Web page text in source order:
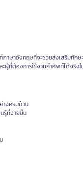
ษาอังกฤษที่จะช่วยส่งเสริมทัก
ผู้ที่ต้องการใช้งานคำศัพท์ได้จริ
างครบถ้วน
รู้ที่ง่ายขึ้น